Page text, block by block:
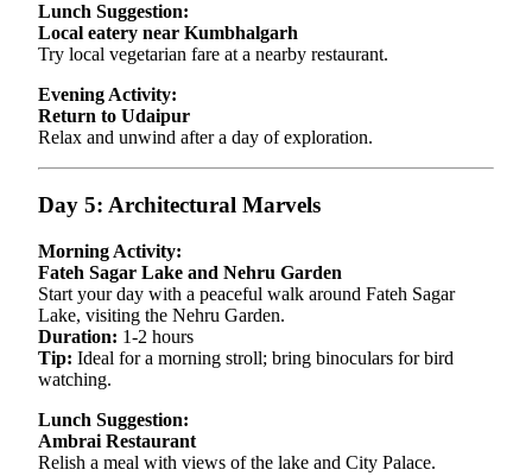
Lunch Suggestion:
Local eatery near Kumbhalgarh
Try local vegetarian fare at a nearby restaurant.
Evening Activity:
Return to Udaipur
Relax and unwind after a day of exploration.
Day 5: Architectural Marvels
Morning Activity:
Fateh Sagar Lake and Nehru Garden
Start your day with a peaceful walk around Fateh Sagar
Lake, visiting the Nehru Garden.
Duration: 1-2 hours
Tip: Ideal for a morning stroll; bring binoculars for bird
watching.
Lunch Suggestion:
Ambrai Restaurant
Relish a meal with views of the lake and City Palace.